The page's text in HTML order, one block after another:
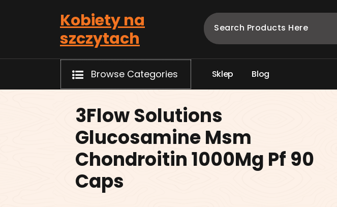
Kobiety na
szczytach
Browse Categories Sklep Blog
3Flow Solutions
Glucosamine Msm
Chondroitin 1000Mg Pf 90
Caps